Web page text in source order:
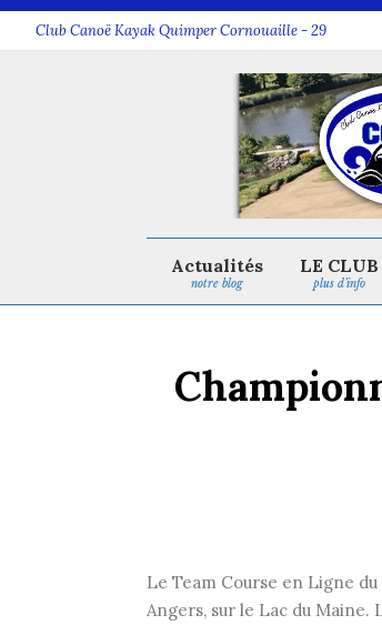
Club Canoë Kayak Quimper Cornouaille - 29
notre blog
Actualités
plus d’info
LE CLUB
Le Team Course en Ligne
Angers, sur le Lac du Maine.